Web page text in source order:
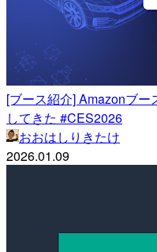
[ブース紹介] Amazonブ
してきた #CES2026
おおはしりきたけ
2026.01.09